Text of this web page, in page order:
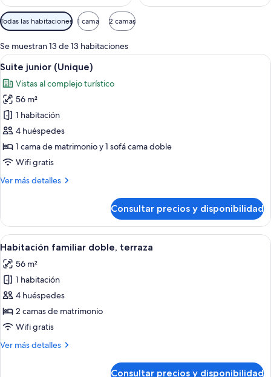
Filtros
disponibles
para
las
habitaciones
Todas las habitaciones 1 cama 2 camas
Se muestran 13 de 13 habitaciones
Abrir
todas
las
fotos
de
Suite
junior
(Unique)
Habitación de hotel moderna con
6
Suite junior (Unique)
Vistas al complejo turístico
56 m²
1 habitación
4 huéspedes
1 cama de matrimonio y 1 sofá cama doble
Wifi gratis
Ver más detalles
Más
junior
(Unique)
Consultar precios y disponibilidad
Abrir
todas
las
fotos
de
Habitación
familiar
terraza
Habitación de hotel con dos camas,
5
Habitación familiar doble, terraza
56 m²
1 habitación
4 huéspedes
2 camas de matrimonio
Wifi gratis
Ver más detalles
Más
Consultar precios y disponibilidad